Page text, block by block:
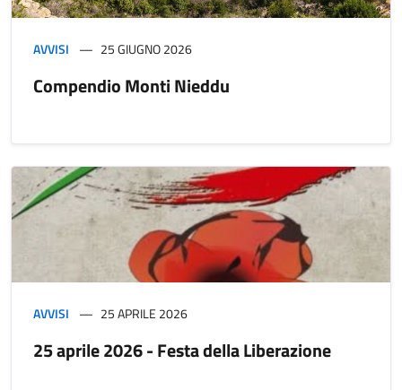
AVVISI 25 GIUGNO 2026
Compendio Monti Nieddu
AVVISI 25 APRILE 2026
25 aprile 2026 - Festa della Liberazione